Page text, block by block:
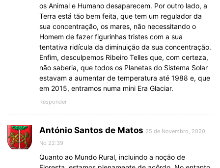
os Animal e Humano desaparecem. Por outro lado, a
Terra está tão bem feita, que tem um regulador da
sua concentração, os mares, não necessitando o
Homem de fazer figurinhas tristes com a sua
tentativa ridícula da diminuição da sua concentração.
Enfim, desculpemos Ribeiro Telles que, com certeza,
não saberia, que todos os Planetas do Sistema Solar
estavam a aumentar de temperatura até 1988 e, que
em 2015, entramos numa mini Era Glaciar.
Responder
António Santos de Matos 25 de Novembro, 2020
No 22:39
Quanto ao Mundo Rural, incluindo a noção de